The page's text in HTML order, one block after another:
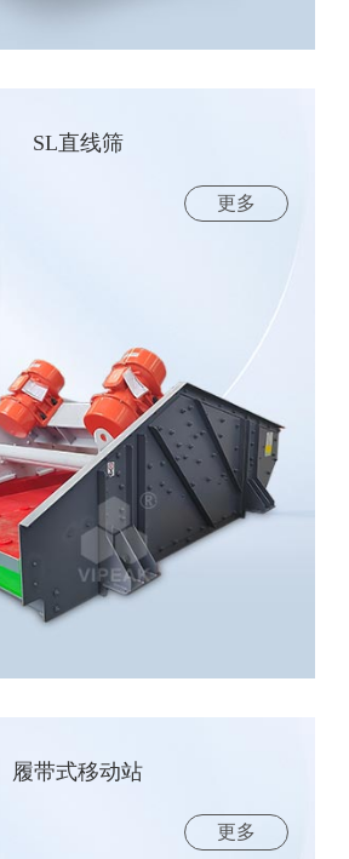
SL直线筛
更多
履带式移动站
更多